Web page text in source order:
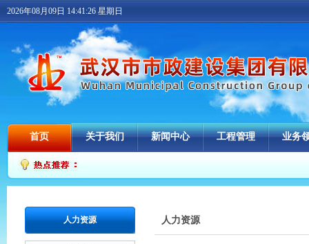
2026年08月09日 14:41:26 星期日
首页 关于我们 新闻中心 工程管理 业务
人力资源 人力资源